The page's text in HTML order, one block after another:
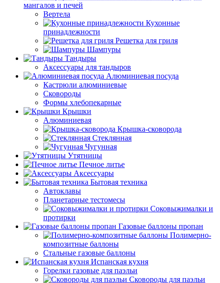
мангалов и печей
Вертела
Кухонные
принадлежности
Решетка для гриля
Шампуры
Тандыры
Аксессуары для тандыров
Алюминиевая посуда
Кастрюли алюминиевые
Сковороды
Формы хлебопекарные
Крышки
Алюминиевая
Крышка-сковорода
Стеклянная
Чугунная
Утятницы
Печное литье
Аксессуары
Бытовая техника
Автоклавы
Планетарные тестомесы
Соковыжималки и
протирки
Газовые баллоны пропан
Полимерно-
композитные баллоны
Стальные газовые баллоны
Испанская кухня
Горелки газовые для паэльи
Сковороды для паэльи